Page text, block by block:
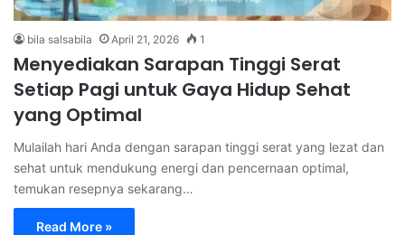
bila salsabila April 21, 2026 1
Menyediakan Sarapan Tinggi Serat
Setiap Pagi untuk Gaya Hidup Sehat
yang Optimal
Mulailah hari Anda dengan sarapan tinggi serat yang lezat dan
sehat untuk mendukung energi dan pencernaan optimal,
temukan resepnya sekarang…
Read More »